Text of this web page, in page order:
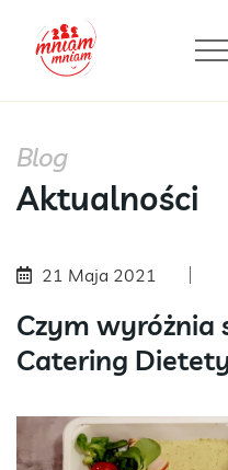
Blog
Aktualności
21 Maja 2021
Czym wyróżnia
Catering